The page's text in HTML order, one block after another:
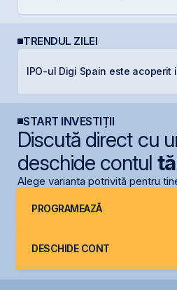
TRENDUL ZILEI
IPO-ul Digi Spain este acoperit
START INVESTIȚII
Discută direct cu
deschide contul
Alege varianta potrivită pentru
PROGRAMEAZĂ
DESCHIDE CONT